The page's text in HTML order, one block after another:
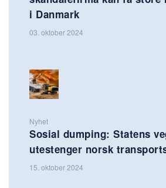
i Danmark
03. oktober 2024
Nyhet
Sosial dumping: Statens
utestenger norsk
15. oktober 2024